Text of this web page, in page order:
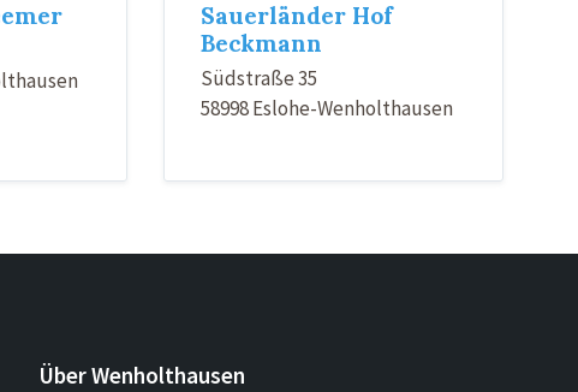
Sauerländer Hof
Beckmann
Südstraße 35
58998 Eslohe-Wenholthausen
Über Wenholthausen